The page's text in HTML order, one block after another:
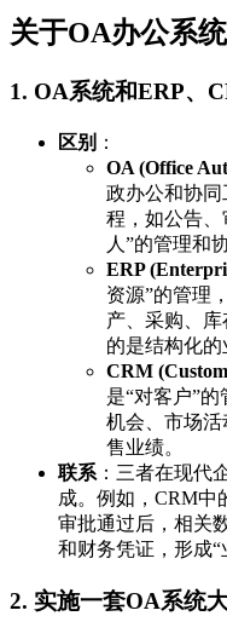
关于OA办公系
1. OA系统和ERP、
区别 ：
OA (Office
政办公和协
程，如公告
人”的管理和
ERP
资源”的管理
产、采购、
的是结构化的
CRM
是“对客户”
机会、市场
售业绩。
联系 ：三者在现代
成。例如，CRM中
审批通过后，相关
和财务凭证，形成“
2. 实施一套OA系统